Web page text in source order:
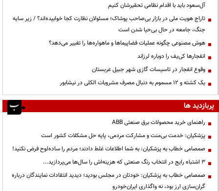
آل‌سعود باید با اقدام نظامی تحقیرشان کنیم
تاراج هویت ملی در بازار بی‌صاحب پوشاک؛ مسئولان نظارت کجا خوابیده‌اند؟ / زیر سایه
جنگ، جامعه در حال بی‌حیا شدن است
هوش مصنوعی چگونه عملیات فضاپیماها و ماهواره‌ها را تغییر می‌دهد؟
انفجارها کی‌یف را دوباره لرزاند
وقوع انفجار در تاسیسات گازی شهر جبیل عربستان
یک کشته و ۱۲ مسموم به دنبال مصرف مشروبات الکلی در نیشابور
پربازدید ها
راهنمای خرید محصولات برق صنعتی ABB
پزشکیان: خدمت بی‌منت و مشارکت مردمی، پایه حل مشکلات کشور است
صمصامی خطاب به پزشکیان: به شما اطلاعات غلط دادند؛ مردم را ساده‌لوح فرض نکنید!
3 اشتباه رایج در انتخاب رنگ صنعتی که هزینه‌اش را سال‌ها می‌پردازید...
صمصامی خطاب به پزشکیان: خودتان در مجلس بودید؛ دیدید انتقادات نمایندگان درباره
گران‌سازی ارز بود، نه واگذاری ایران‌خودرو